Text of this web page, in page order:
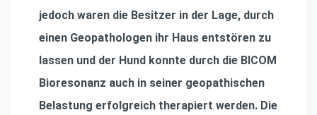
jedoch waren die Besitzer in der Lage, durch
einen Geopathologen ihr Haus entstören zu
lassen und der Hund konnte durch die BICOM
Bioresonanz auch in seiner geopathischen
Belastung erfolgreich therapiert werden. Die